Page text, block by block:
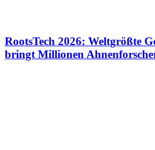
RootsTech 2026: Weltgrößte
bringt Millionen